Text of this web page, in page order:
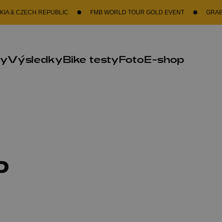
REPUBLIC FMB WORLD TOUR GOLD EVENT GRAB A SPOT
VýsledkyBike testyFotoE-shop